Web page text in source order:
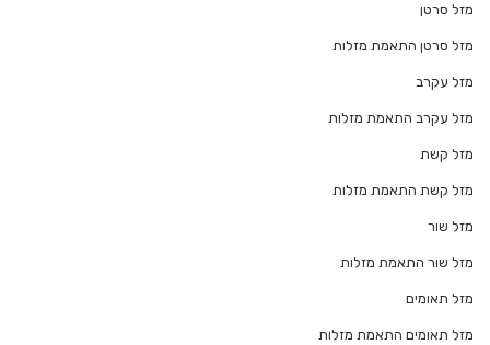
מזל סרטן
מזל סרטן התאמת מזלות
מזל עקרב
מזל עקרב התאמת מזלות
מזל קשת
מזל קשת התאמת מזלות
מזל שור
מזל שור התאמת מזלות
מזל תאומים
מזל תאומים התאמת מזלות